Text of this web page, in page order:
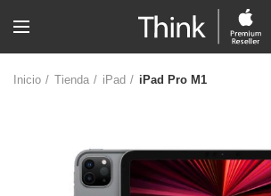
Inicio Tienda iPad iPad Pro M1